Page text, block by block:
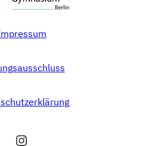
Instagram